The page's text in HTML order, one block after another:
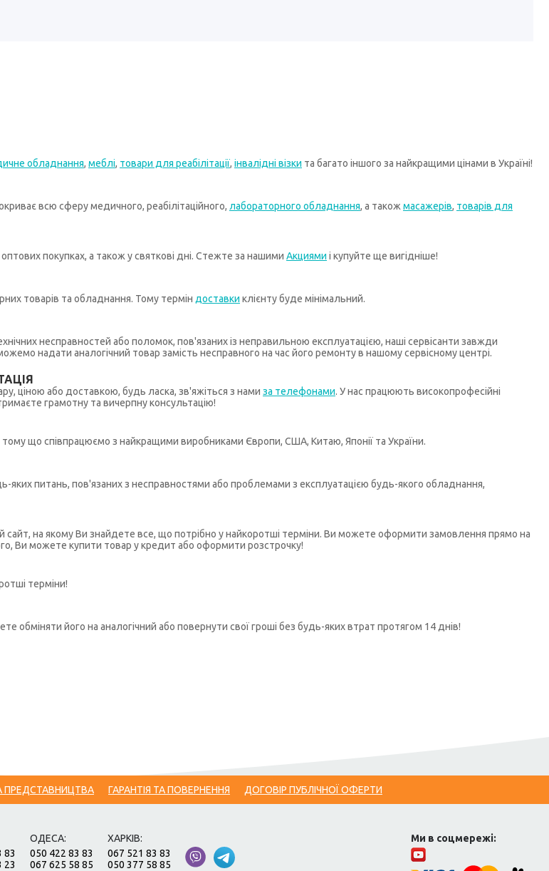
обладнання, меблі, товари для реабілітації, інвалідні візки та багато іншого за найкращими цінами в Україні!
всю сферу медичного, реабілітаційного, лабораторного обладнання, а такожмасажерів, товарів для
покупках, а також у святкові дні. Стежте за нашими Акциями і купуйте ще вигідніше!
товарів та обладнання. Тому термін доставки клієнту буде мінімальний.
несправностей або поломок, пов'язаних із неправильною експлуатацією, наші сервісанти завжди
надати аналогічний товар замість несправного на час його ремонту в нашому сервісному центрі.
ціною або доставкою, будь ласка, зв'яжіться з нами за телефонами. У нас працюють високопрофесійні
грамотну та вичерпну консультацію!
тому що співпрацюємо з найкращими виробниками Європи, США, Китаю, Японії та України.
яких питань, пов'язаних з несправностями або проблемами з експлуатацією будь-якого обладнання,
сайт, на якому Ви знайдете все, що потрібно у найкоротші терміни. Ви можете оформити замовлення прямо на
Ви можете купити товар у кредит або оформити розстрочку!
терміни!
обміняти його на аналогічний або повернути свої гроші без будь-яких втрат протягом 14 днів!
ПРЕДСТАВНИЦТВА ГАРАНТІЯ ТА ПОВЕРНЕННЯ ДОГОВІР ПУБЛІЧНОЇ ОФЕРТИ
83
23
ОДЕСА:
050 422 83 83
067 625 58 85
ХАРКІВ:
067 521 83 83
050 377 58 85
Ми в соцмережі: